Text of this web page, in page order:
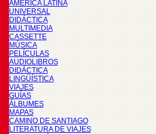
AMÉRICA LATINA
UNIVERSAL
DIDÁCTICA
MULTIMEDIA
CASSETTE
MÚSICA
PELÍCULAS
AUDIOLIBROS
DIDÁCTICA
LINGÜÍSTICA
VIAJES
GUÍAS
ÁLBUMES
MAPAS
CAMINO DE SANTIAGO
LITERATURA DE VIAJES